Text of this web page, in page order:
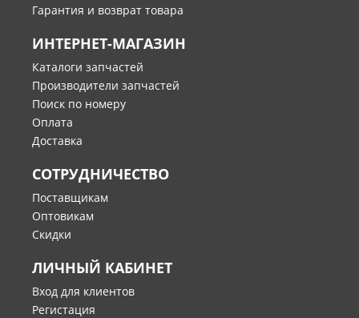
Гарантия и возврат товара
ИНТЕРНЕТ-МАГАЗИН
Каталоги запчастей
Производители запчастей
Поиск по номеру
Оплата
Доставка
СОТРУДНИЧЕСТВО
Поставщикам
Оптовикам
Скидки
ЛИЧНЫЙ КАБИНЕТ
Вход для клиентов
Регистация